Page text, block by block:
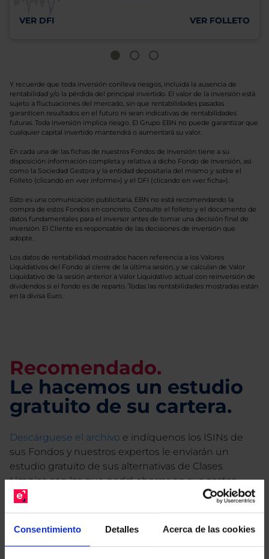
Consentimiento Detalles Acerca de las cookies
VER DFI VER FOLLETO
Y recuerde que toda inversión conlleva riesgos, incluida la ausencia de
rentabilidad y/o la pérdida del principal invertido. El valor de la inversión está
sujeto a fluctuaciones del mercado, sin que rentabilidades pasadas
garanticen resultados en el futuro ni sean indicativas de rentabilidades
futuras. Toda inversión implica riesgo. El Grupo EBN no puede garantizar que
cualquier capital invertido mantendrá o aumentará su valor.
En cada una de las fichas de nuestros Fondos de Inversión tiene a su
disposición información completa y relativa a dicho Fondo de Inversión, así
como la Sociedad Gestora y la entidad depositaria del mismo y sobre el
Folleto (clicando en «ver informe») y el DFI (clicando en «ver ficha»).
Esto es una comunicación publicitaria. EBN no está recomendando la
compra de estos Fondos en concreto. Consulte el folleto y el documento de
datos fundamentales para el inversor antes de tomar una decisión final de
inversión. El Cliente es responsable de las decisiones de inversión que
adopte.
Los datos de rentabilidad mostrados hacen referencia a los Valores
Liquidativos del Fondo al cierre de la última sesión, y se calculan de Valor
Liquidativo de la sesión anterior a Valor Liquidativo actual con reinversión de
dividendos si el fondo es de reparto. Todas las rentabilidades mostradas están
en la divisa Euro.
Recomendado.
Le hacemos un estudio
gratuito de su cartera.
Descárguese el archivo e indíquenos los ISINs de
sus Fondos y nuestros expertos le enviarán un
estudio gratuito de sus alternativas de Clases
Limpias con las que podrá ahorrar en sus costes.